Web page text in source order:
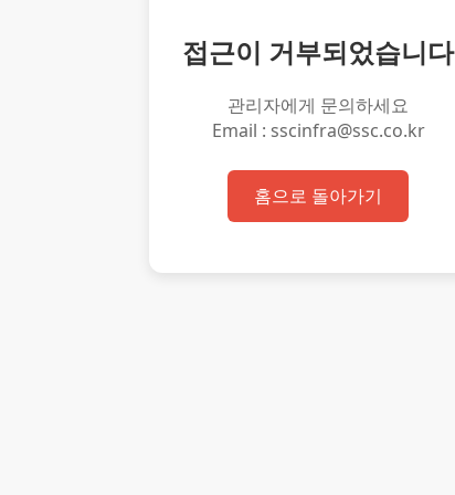
접근이 거부되었습니다
관리자에게 문의하세요
Email : sscinfra@ssc.co.kr
홈으로 돌아가기